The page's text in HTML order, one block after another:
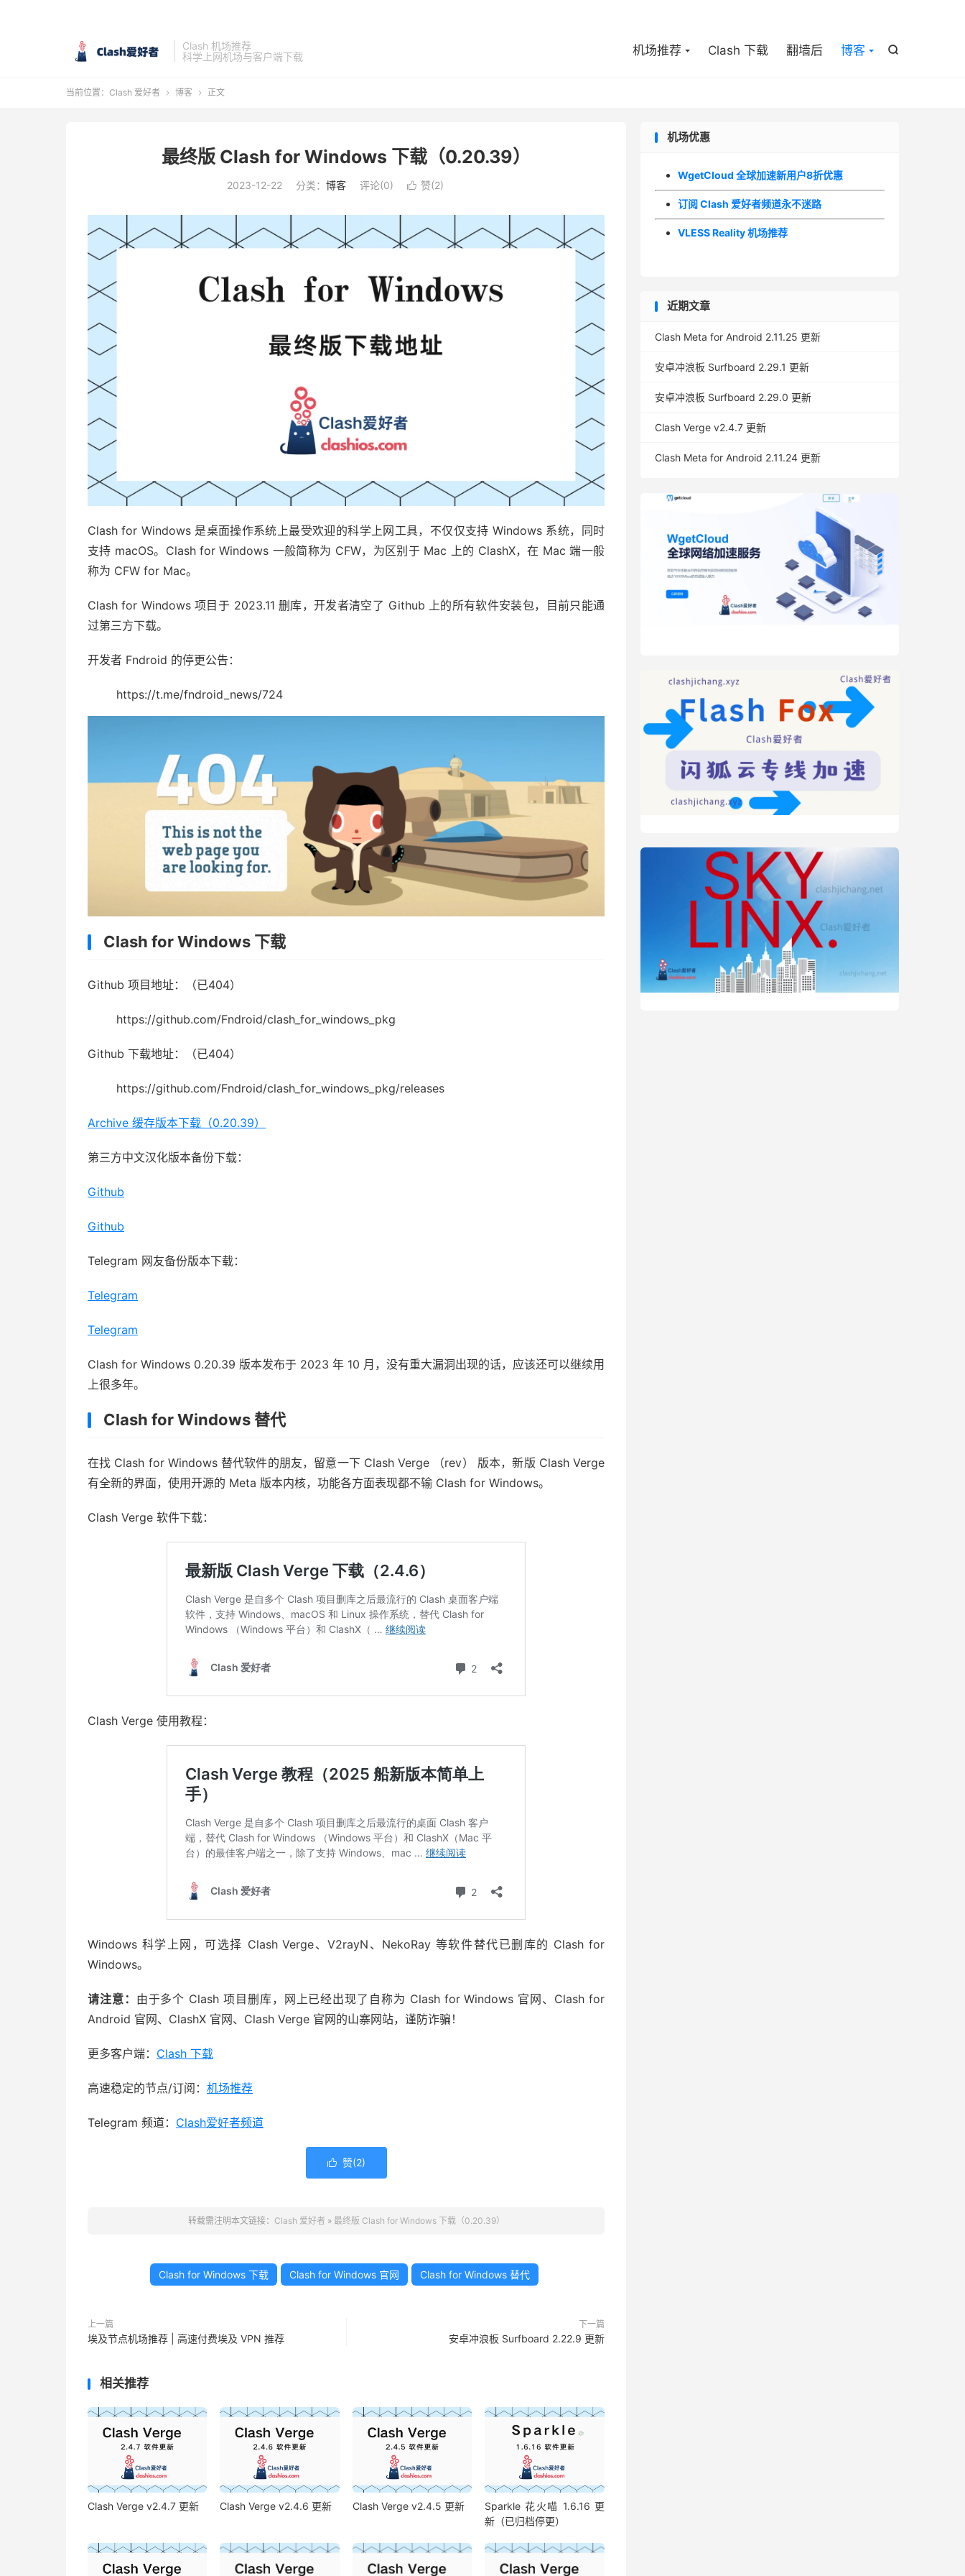
Clash 机场推荐
科学上网机场与客户端下载

机场推荐 Clash 下载 翻墙后 博客
当前位置： Clash 爱好者  博客  正文
最终版 Clash for Windows 下载（0.20.39）
2023-12-22 分类： 博客 评论(0)  赞(2)
Clash for Windows 是桌面操作系统上最受欢迎的科学上网工具，不仅仅支持 Windows 系统，同时
支持 macOS。Clash for Windows 一般简称为 CFW，为区别于 Mac 上的 ClashX，在 Mac 端一般
称为 CFW for Mac。
Clash for Windows 项目于 2023.11 删库，开发者清空了 Github 上的所有软件安装包，目前只能通
过第三方下载。
开发者 Fndroid 的停更公告：
https://t.me/fndroid_news/724
Clash for Windows 下载
Github 项目地址：（已404）
https://github.com/Fndroid/clash_for_windows_pkg
Github 下载地址：（已404）
https://github.com/Fndroid/clash_for_windows_pkg/releases
Archive 缓存版本下载（0.20.39）
第三方中文汉化版本备份下载：
Github
Github
Telegram 网友备份版本下载：
Telegram
Telegram
Clash for Windows 0.20.39 版本发布于 2023 年 10 月，没有重大漏洞出现的话，应该还可以继续用
上很多年。
Clash for Windows 替代
在找 Clash for Windows 替代软件的朋友，留意一下 Clash Verge （rev） 版本，新版 Clash Verge
有全新的界面，使用开源的 Meta 版本内核，功能各方面表现都不输 Clash for Windows。
Clash Verge 软件下载：
Clash Verge 使用教程：
Windows 科学上网，可选择 Clash Verge、V2rayN、NekoRay 等软件替代已删库的 Clash for
Windows。
请注意： 由于多个 Clash 项目删库，网上已经出现了自称为 Clash for Windows 官网、Clash for
Android 官网、ClashX 官网、Clash Verge 官网的山寨网站，谨防诈骗！
更多客户端： Clash 下载
高速稳定的节点/订阅： 机场推荐
Telegram 频道： Clash爱好者频道
 赞(2)
转载需注明本文链接： Clash 爱好者 » 最终版 Clash for Windows 下载（0.20.39）
Clash for Windows 下载 Clash for Windows 官网 Clash for Windows 替代
上一篇
埃及节点机场推荐 | 高速付费埃及 VPN 推荐
下一篇
安卓冲浪板 Surfboard 2.22.9 更新
相关推荐
Clash Verge v2.4.7 更新 Clash Verge v2.4.6 更新 Clash Verge v2.4.5 更新
Sparkle 花火喵 1.6.16 更
新（已归档停更）
机场优惠
WgetCloud 全球加速新用户8折优惠
订阅 Clash 爱好者频道永不迷路
VLESS Reality 机场推荐
近期文章
Clash Meta for Android 2.11.25 更新
安卓冲浪板 Surfboard 2.29.1 更新
安卓冲浪板 Surfboard 2.29.0 更新
Clash Verge v2.4.7 更新
Clash Meta for Android 2.11.24 更新